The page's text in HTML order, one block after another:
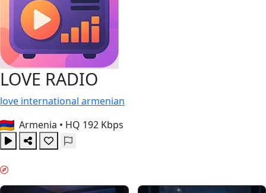
LOVE RADIO
love international armenian
Armenia • HQ 192 Kbps